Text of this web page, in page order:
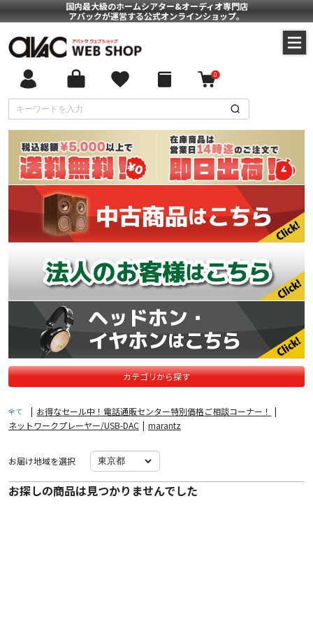
国内最大級のホームシアター&オーディオ専門店
アバックが運営する公式オンラインショップ。
0
カテゴリから探す
全て | お得なセール中！電話通販センター特別価格ご相談コーナー！
|
ネットワークプレーヤー/USB-DAC | marantz
お届け地域を選択
お探しの商品は見つかりませんでした